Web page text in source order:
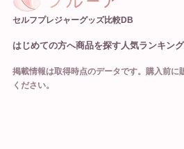
セルフプレジャーグッズ比較DB
はじめての方へ商品を探す人気ランキング
掲載情報は取得時点のデータです。購入前に
ください。